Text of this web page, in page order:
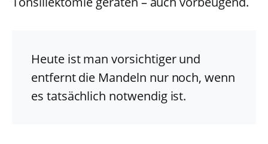
Heute ist man vorsichtiger und
entfernt die Mandeln nur noch, wenn
es tatsächlich notwendig ist.